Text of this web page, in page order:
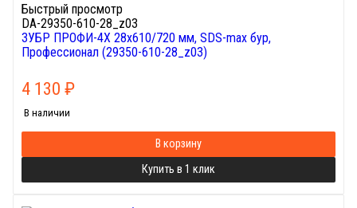
Быстрый просмотр
DA-29350-610-28_z03
ЗУБР ПРОФИ-4Х 28x610/720 мм, SDS-max бур,
Профессионал (29350-610-28_z03)
4 130 ₽
В наличии
В корзину
Купить в 1 клик